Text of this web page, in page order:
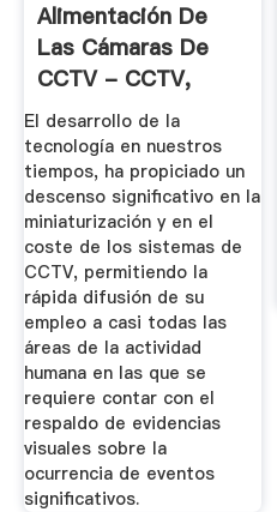
Alimentación De
Las Cámaras De
CCTV - CCTV,
GUIA DEL ...
El desarrollo de la
tecnología en nuestros
tiempos, ha propiciado un
descenso significativo en la
miniaturización y en el
coste de los sistemas de
CCTV, permitiendo la
rápida difusión de su
empleo a casi todas las
áreas de la actividad
humana en las que se
requiere contar con el
respaldo de evidencias
visuales sobre la
ocurrencia de eventos
significativos.